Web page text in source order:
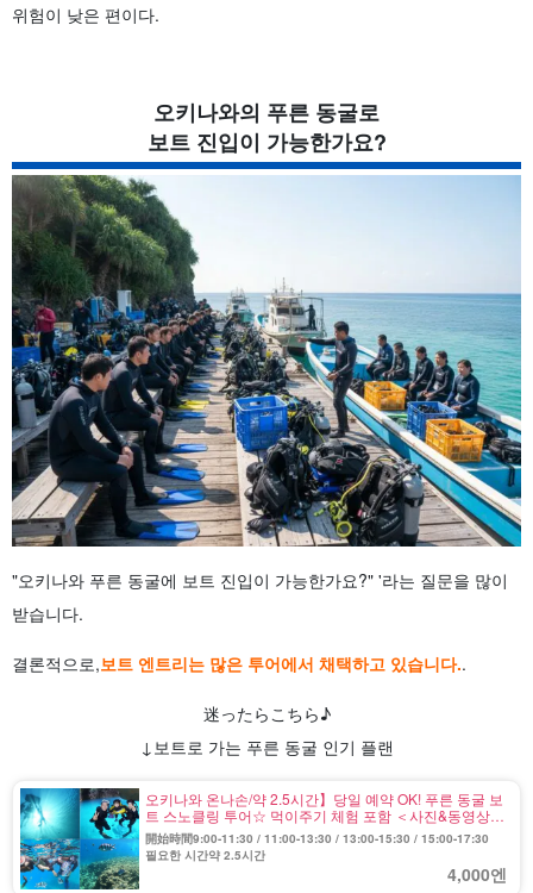
위험이 낮은 편이다.
오키나와의 푸른 동굴로
보트 진입이 가능한가요?
"오키나와 푸른 동굴에 보트 진입이 가능한가요?" '라는 질문을 많이
받습니다.
결론적으로,보트 엔트리는 많은 투어에서 채택하고 있습니다..
迷ったらこちら♪
↓보트로 가는 푸른 동굴 인기 플랜
오키나와 온나손/약 2.5시간】당일 예약 OK! 푸른 동굴 보
트 스노클링 투어☆ 먹이주기 체험 포함 ＜사진&동영상
무료/샤워/주차장 완비＞(No.3)
開始時間9:00-11:30 / 11:00-13:30 / 13:00-15:30 / 15:00-17:30
필요한 시간약 2.5시간
4,000엔